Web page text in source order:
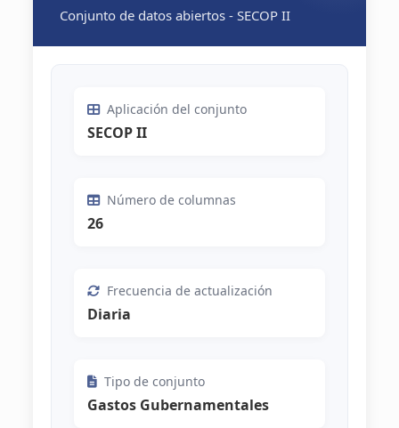
Conjunto de datos abiertos - SECOP II
Aplicación del conjunto
SECOP II
Número de columnas
26
Frecuencia de actualización
Diaria
Tipo de conjunto
Gastos Gubernamentales